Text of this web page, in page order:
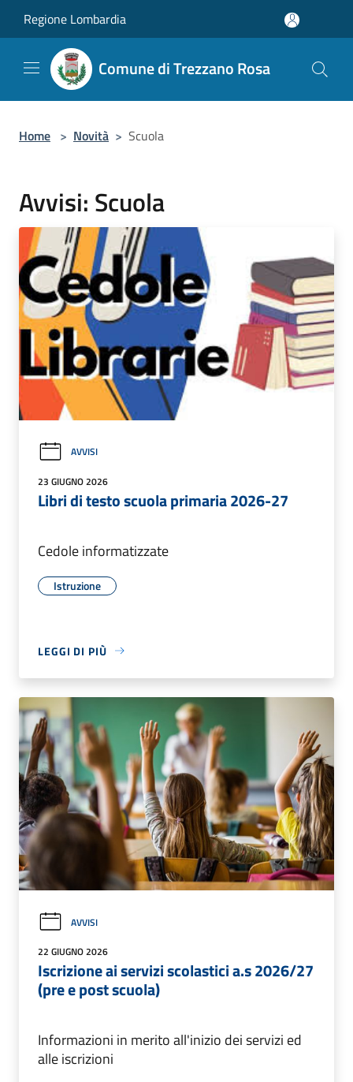
Regione Lombardia
Comune di Trezzano Rosa
Home > Novità > Scuola
Avvisi: Scuola
AVVISI
23 GIUGNO 2026
Libri di testo scuola primaria 2026-27
Cedole informatizzate
Istruzione
LEGGI DI PIÙ
AVVISI
22 GIUGNO 2026
Iscrizione ai servizi scolastici a.s 2026/27
(pre e post scuola)
Informazioni in merito all'inizio dei servizi ed
alle iscrizioni